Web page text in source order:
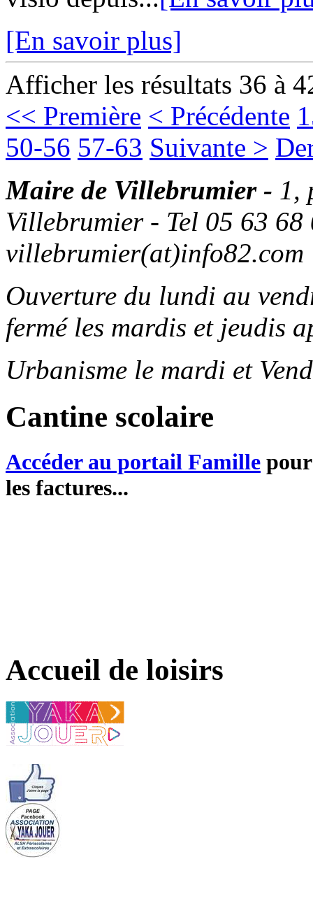
[En savoir plus]
Afficher les résultats 36 à
<< Première < Précédente
50-56 57-63 Suivante >
Maire de Villebrumier - 1,
Villebrumier - Tel 05 63
villebrumier(at)info82.com
Ouverture du lundi au
fermé les mardis et jeudis
Urbanisme le mardi et
Cantine scolaire
Accéder au portail Famille
les factures...
Accueil de loisirs